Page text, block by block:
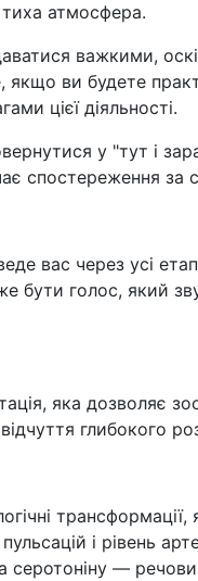
тиха атмосфера.
важкими,
якщо ви будете
цієї діяльності.
у "тут і
спостереження за
вас через усі
бути голос, який
яка дозволяє
глибокого
і рівень
серотоніну —